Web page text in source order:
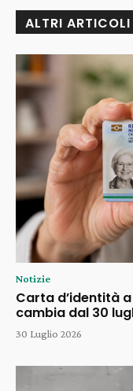
ALTRI ARTICOLI
Notizie
Carta d’identità
cambia dal 30
30 Luglio 2026